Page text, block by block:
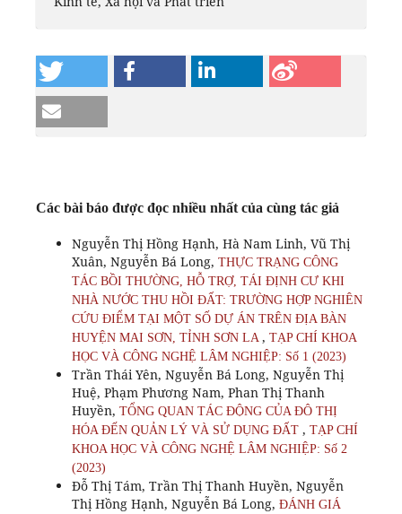
Các bài báo được đọc nhiều nhất của cùng tác giả
Nguyễn Thị Hồng Hạnh, Hà Nam Linh, Vũ Thị
Xuân, Nguyễn Bá Long, THỰC TRẠNG CÔNG
TÁC BỒI THƯỜNG, HỖ TRỢ, TÁI ĐỊNH CƯ KHI
NHÀ NƯỚC THU HỒI ĐẤT: TRƯỜNG HỢP NGHIÊN
CỨU ĐIỂM TẠI MỘT SỐ DỰ ÁN TRÊN ĐỊA BÀN
HUYỆN MAI SƠN, TỈNH SƠN LA , TẠP CHÍ KHOA
HỌC VÀ CÔNG NGHỆ LÂM NGHIỆP: Số 1 (2023)
Trần Thái Yên, Nguyễn Bá Long, Nguyễn Thị
Huệ, Phạm Phương Nam, Phan Thị Thanh
Huyền, TỔNG QUAN TÁC ĐỘNG CỦA ĐÔ THỊ
HÓA ĐẾN QUẢN LÝ VÀ SỬ DỤNG ĐẤT , TẠP CHÍ
KHOA HỌC VÀ CÔNG NGHỆ LÂM NGHIỆP: Số 2
(2023)
Đỗ Thị Tám, Trần Thị Thanh Huyền, Nguyễn
Thị Hồng Hạnh, Nguyễn Bá Long, ĐÁNH GIÁ